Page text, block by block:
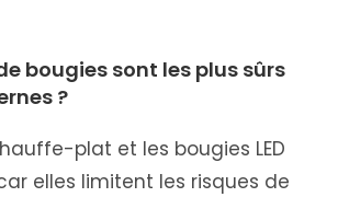
bougies sont les plus sûrs
?
plat et les bougies LED
elles limitent les risques de